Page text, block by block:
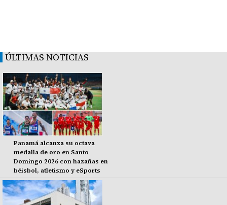
ÚLTIMAS NOTICIAS
Panamá alcanza su octava
medalla de oro en Santo
Domingo 2026 con hazañas en
béisbol, atletismo y eSports